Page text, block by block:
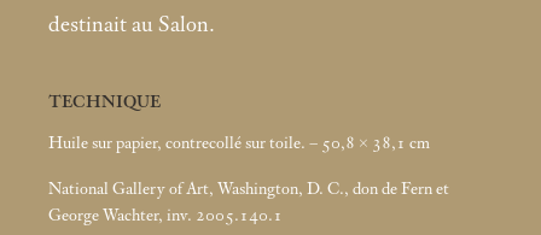
destinait au Salon.
TECHNIQUE
Huile sur papier, contrecollé sur toile. – 50,8 × 38,1 cm
National Gallery of Art, Washington, D. C., don de Fern et
George Wachter, inv. 2005.140.1